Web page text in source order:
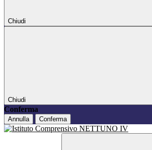
Chiudi
Chiudi
Conferma
Annulla Conferma